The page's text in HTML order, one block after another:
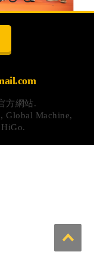
方網站.
,Global Machine,
.